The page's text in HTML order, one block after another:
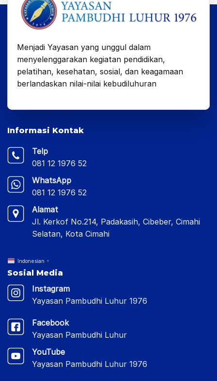
Menjadi Yayasan yang unggul dalam
menyelenggarakan kegiatan pendidikan,
pelatihan, kesehatan, sosial, dan keagamaan
berlandaskan nilai-nilai kebudiluhuran
Informasi Kontak
Telp
081 12 1976 52
WhatsApp
081 12 1976 52
Alamat
Jl. Kerkof No.214, Padakasih, Cibeber, Cimahi
Selatan, Kota Cimahi
Indonesian ▼
Sosial Media
Instagram
Yayasan Pambudhi Luhur 1976
Facebook
Yayasan Pambudhi Luhur
YouTube
Yayasan Pambudhi Luhur 1976